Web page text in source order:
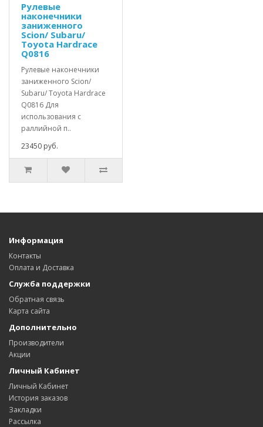
Рулевые
наконечники
заниженного
Scion/ Subaru/
Toyota Hardrace
Q0816
Рулевые наконечники
заниженного Scion/
Subaru/ Toyota Hardrace
Q0816 Для
использования с
раллийной п..
23450 руб.
Информация
Контакты
Оплата и Доставка
Служба поддержки
Обратная связь
Карта сайта
Дополнительно
Производители
Акции
Личный Кабинет
Личный Кабинет
История заказов
Закладки
Рассылка